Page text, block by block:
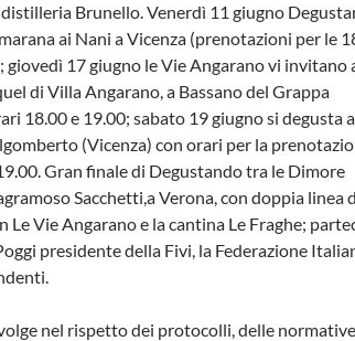
Brunello. Venerdì 11 giugno
ai Nani a Vicenza (prenotazioni per le
giovedì 17 giugno le Vie Angarano vi invitano
di Villa Angarano, a Bassano del Grappa
18.00 e 19.00; sabato 19 giugno si degusta
(Vicenza) con orari per la
Gran finale di Degustando tra le Dimore
Sacchetti,a Verona, con doppia linea
Le Vie Angarano e la cantina Le Fraghe;
presidente della Fivi, la Federazione
nel rispetto dei protocolli, delle